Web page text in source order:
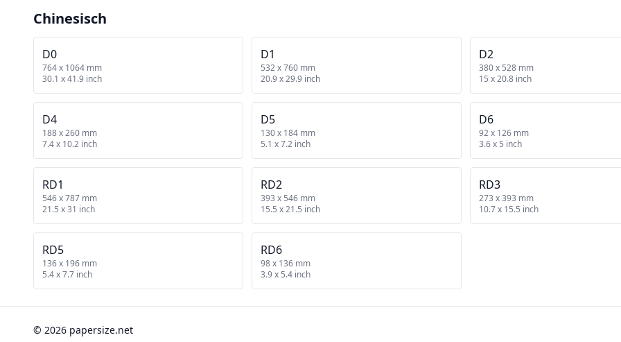
Chinesisch
D0
764 x 1064 mm
30.1 x 41.9 inch
D1
532 x 760 mm
20.9 x 29.9 inch
D2
380 x 528 mm
15 x 20.8 inch
D4
188 x 260 mm
7.4 x 10.2 inch
D5
130 x 184 mm
5.1 x 7.2 inch
D6
92 x 126 mm
3.6 x 5 inch
RD1
546 x 787 mm
21.5 x 31 inch
RD2
393 x 546 mm
15.5 x 21.5 inch
RD3
273 x 393 mm
10.7 x 15.5 inch
RD5
136 x 196 mm
5.4 x 7.7 inch
RD6
98 x 136 mm
3.9 x 5.4 inch
© 2026 papersize.net